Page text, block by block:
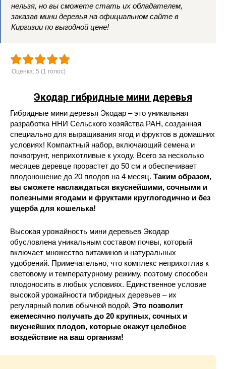
нельзя, но вы сможете стать их обладателем,
заказав мини деревья на официальном сайте в
Киргизии по выгодной цене!
Оценка: 5 (1 голос)
Экодар гибридные мини деревья
Гибридные мини деревья Экодар – это уникальная
разработка ННИ Сельского хозяйства РАН, созданная
специально для выращивания ягод и фруктов в домашних
условиях! Компактный набор, включающий семена и
почвогрунт, неприхотливые к уходу. Всего за несколько
месяцев деревце прорастет до 50 см и обеспечивает
плодоношение до 20 плодов на 4 месяц. Таким образом,
вы сможете наслаждаться вкуснейшими, сочными и
полезными ягодами и фруктами круглогодично и без
ущерба для кошелька!
Высокая урожайность мини деревьев Экодар
обусловлена уникальным составом почвы, который
включает множество витаминов и натуральных
удобрений. Примечательно, что комплекс неприхотлив к
световому и температурному режиму, поэтому способен
плодоносить в любых условиях. Единственное условие
высокой урожайности гибридных деревьев – их
регулярный полив обычной водой. Это позволит
ежемесячно получать до 20 крупных, сочных и
вкуснейших плодов, которые окажут целебное
воздействие на ваш организм!